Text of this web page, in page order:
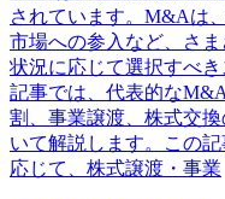
されています。M&Aは
市場への参入など、さ
状況に応じて選択すべ
記事では、代表的な
割、事業譲渡、株式交
いて解説します。この
応じて、株式譲渡・事業